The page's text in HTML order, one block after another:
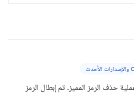
حذف الرمز المميز. تم إبطال الرمز